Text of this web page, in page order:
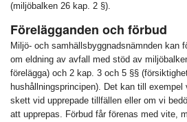
(miljöbalken 26 kap. 2 §).
Förelägganden och förbud
Miljö- och samhällsbyggnadsnämnden kan
om eldning av avfall med stöd av
förelägga) och 2 kap. 3 och 5 §§
hushållningsprincipen). Det kan till
skett vid upprepade tillfällen eller om vi
att upprepas. Förbud får förenas med vite,